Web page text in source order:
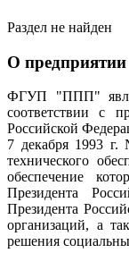
Раздел не найден
О предприятии
ФГУП "ППП"
соответствии с
Российской
7 декабря 1993 г.
технического
обеспечение
Президента
Президента
организаций, а
решения